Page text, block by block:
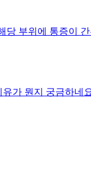
부위에 통증이
가 뭔지 궁금하네